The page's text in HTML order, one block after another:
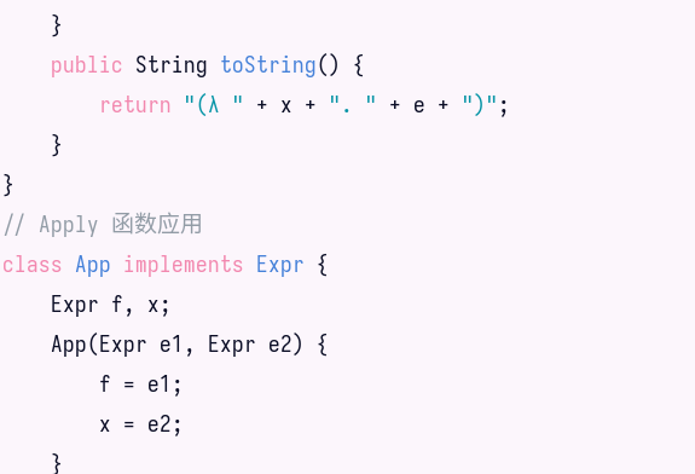
    }
public String toString()
{
return "(λ " + x + ". " + e + ")" ;
    }
// Apply 函数应用
class App implements Expr {
    Expr f, x;
    App(Expr e1, Expr e2) {
        f = e1;
        x = e2;
    }